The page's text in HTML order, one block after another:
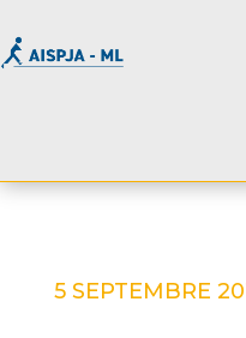
5 SEPTEMBRE